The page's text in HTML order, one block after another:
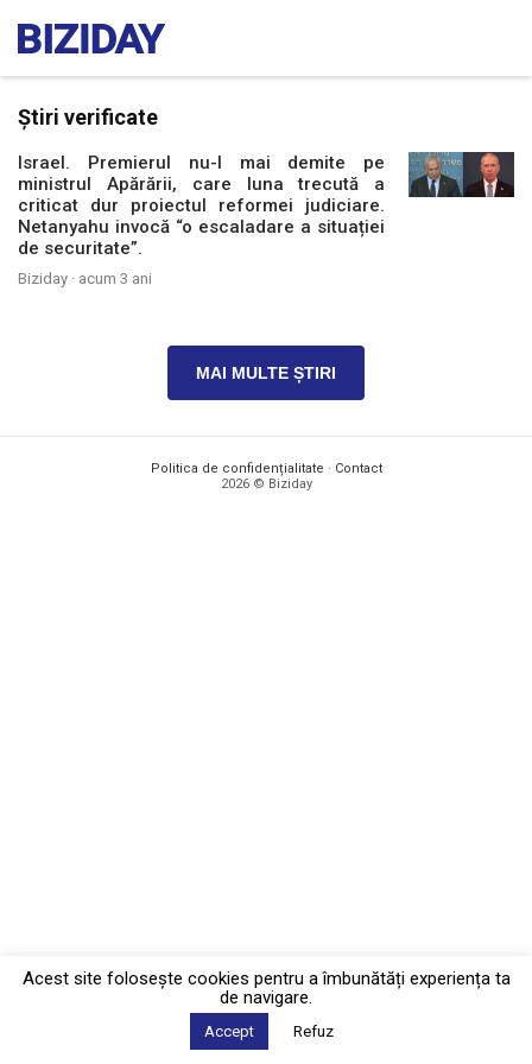
Știri verificate
Israel. Premierul nu-l mai demite pe
ministrul Apărării, care luna trecută a
criticat dur proiectul reformei judiciare.
Netanyahu invocă “o escaladare a situației
de securitate”.
Biziday · acum 3 ani
MAI MULTE ȘTIRI
Politica de confidențialitate · Contact
2026 © Biziday
Acest site foloseşte cookies pentru a îmbunătăți experiența ta
de navigare.
Accept Refuz